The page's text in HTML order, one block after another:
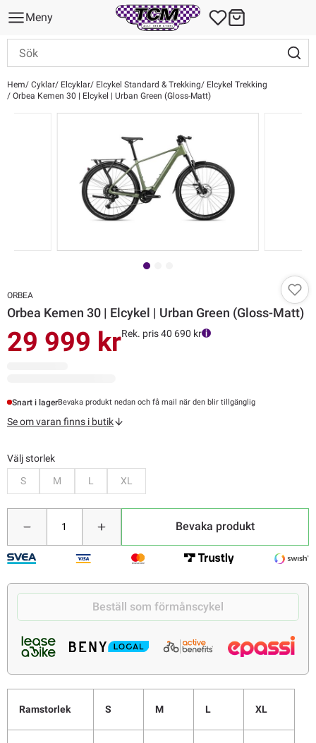
Meny
Hem Cyklar Elcyklar Elcykel Standard & Trekking
Elcykel Trekking
Orbea Kemen 30 | Elcykel | Urban Green (Gloss-Matt)
ORBEA
Orbea Kemen 30 | Elcykel | Urban Green (Gloss-Matt)
29 999 krRek. pris 40 690 kr
Snart i lagerBevaka produkt nedan och få mail när den blir tillgänglig
Se om varan finns i butik
Välj storlek
S
M L XL
Bevaka produkt
Beställ som förmånscykel
Ramstorlek S M L XL